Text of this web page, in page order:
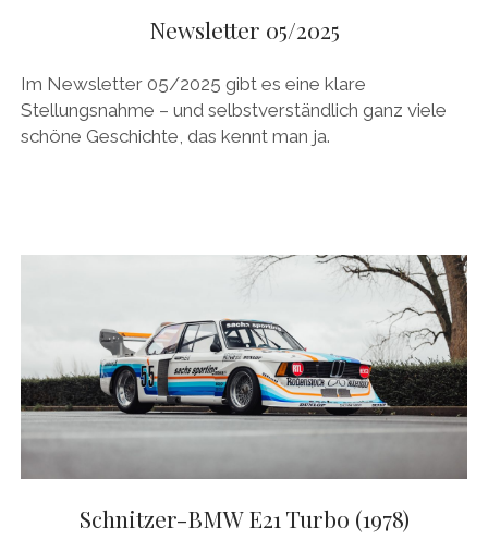
Newsletter 05/2025
Im Newsletter 05/2025 gibt es eine klare
Stellungsnahme – und selbstverständlich ganz viele
schöne Geschichte, das kennt man ja.
Schnitzer-BMW E21 Turbo (1978)